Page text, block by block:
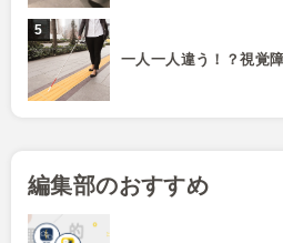
一人一人違う！？視覚
編集部のおすすめ